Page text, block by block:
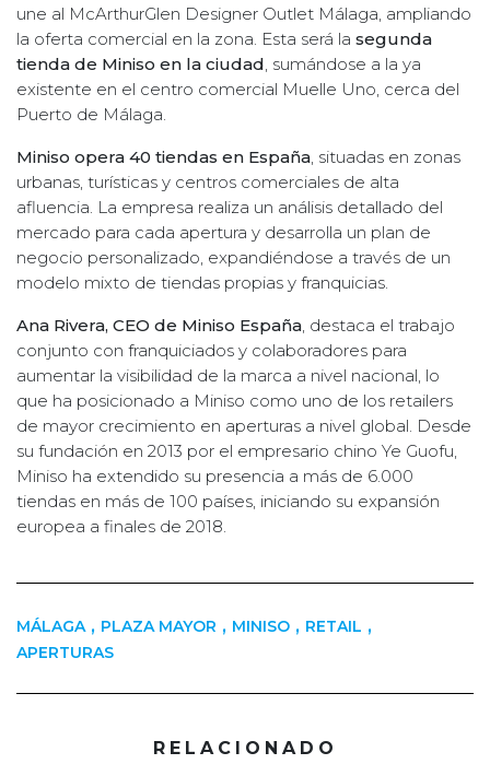
une al McArthurGlen Designer Outlet Málaga, ampliando
la oferta comercial en la zona. Esta será la segunda
tienda de Miniso en la ciudad , sumándose a la ya
existente en el centro comercial Muelle Uno, cerca del
Puerto de Málaga.
Miniso opera 40 tiendas en España , situadas en zonas
urbanas, turísticas y centros comerciales de alta
afluencia. La empresa realiza un análisis detallado del
mercado para cada apertura y desarrolla un plan de
negocio personalizado, expandiéndose a través de un
modelo mixto de tiendas propias y franquicias.
Ana Rivera, CEO de Miniso España , destaca el trabajo
conjunto con franquiciados y colaboradores para
aumentar la visibilidad de la marca a nivel nacional, lo
que ha posicionado a Miniso como uno de los retailers
de mayor crecimiento en aperturas a nivel global. Desde
su fundación en 2013 por el empresario chino Ye Guofu,
Miniso ha extendido su presencia a más de 6.000
tiendas en más de 100 países, iniciando su expansión
europea a finales de 2018.
MÁLAGA , PLAZA MAYOR , MINISO , RETAIL ,
APERTURAS
RELACIONADO